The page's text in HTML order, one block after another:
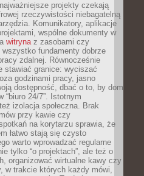
projekty czekają
rzeczywistości niebagatelną
Komunikatory, aplikacje
wspólne dokumenty w
witrynaz zasobami czy
wszystko fundamenty dobrze
zdalnej. Równocześnie
stawiać granice: wyciszać
godzinami pracy, jasno
dostępność, dbać o to, by dom
“biuro 24/7”. Istotnym
izolacja społeczna. Brak
przy kawie czy
na korytarzu sprawia, że
łatwo stają się czysto
warto wprowadzać regularne
tylko “o projektach”, ale też o
organizować wirtualne kawy czy
w trakcie których każdy mówi,